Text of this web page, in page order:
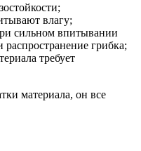
влагу;
сильном впитывании
распространение грибка;
требует
материала, он все